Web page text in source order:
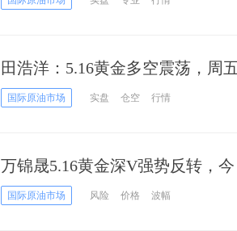
田浩洋：5.16黄金多空震荡，周
国际原油市场 实盘 仓空 行情
万锦晟5.16黄金深V强势反转，
国际原油市场 风险 价格 波幅